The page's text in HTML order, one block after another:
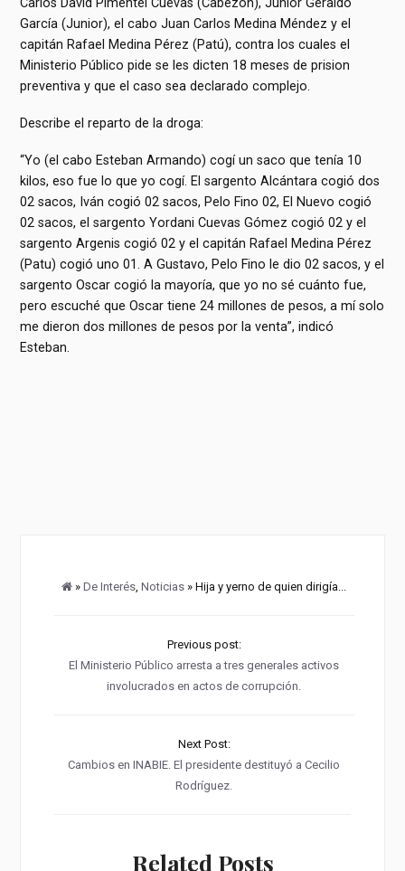
Carlos David Pimentel Cuevas (Cabezón), Junior Geraldo
García (Junior), el cabo Juan Carlos Medina Méndez y el
capitán Rafael Medina Pérez (Patú), contra los cuales el
Ministerio Público pide se les dicten 18 meses de prision
preventiva y que el caso sea declarado complejo.
Describe el reparto de la droga:
“Yo (el cabo Esteban Armando) cogí un saco que tenía 10
kilos, eso fue lo que yo cogí. El sargento Alcántara cogió dos
02 sacos, Iván cogió 02 sacos, Pelo Fino 02, El Nuevo cogió
02 sacos, el sargento Yordani Cuevas Gómez cogió 02 y el
sargento Argenis cogió 02 y el capitán Rafael Medina Pérez
(Patu) cogió uno 01. A Gustavo, Pelo Fino le dio 02 sacos, y el
sargento Oscar cogió la mayoría, que yo no sé cuánto fue,
pero escuché que Oscar tiene 24 millones de pesos, a mí solo
me dieron dos millones de pesos por la venta”, indicó
Esteban.
»De Interés,Noticias » Hija y yerno de quien dirigía...
Previous post:
El Ministerio Público arresta a tres generales activos
involucrados en actos de corrupción.
Next Post:
Cambios en INABIE. El presidente destituyó a Cecilio
Rodríguez.
Related Posts